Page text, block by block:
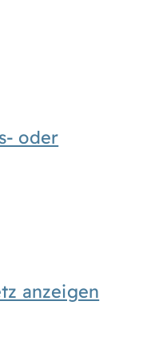
oder
anzeigen